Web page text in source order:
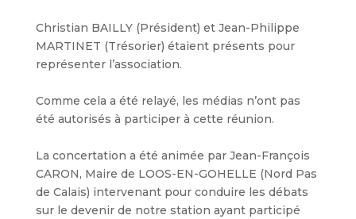
Christian BAILLY (Président) et Jean-Philippe
MARTINET (Trésorier) étaient présents pour
représenter l’association.
Comme cela a été relayé, les médias n’ont pas
été autorisés à participer à cette réunion.
La concertation a été animée par Jean-François
CARON, Maire de LOOS-EN-GOHELLE (Nord Pas
de Calais) intervenant pour conduire les débats
sur le devenir de notre station ayant participé